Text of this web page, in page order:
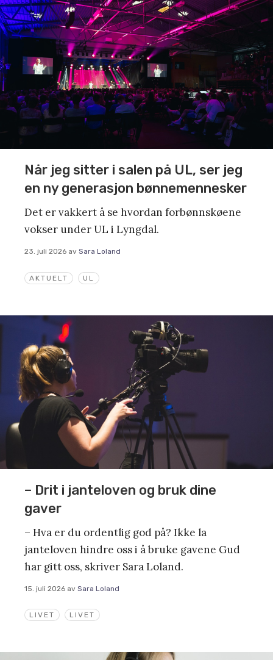
AKTUELT UL
Når jeg sitter i salen på UL, ser jeg
en ny generasjon bønnemennesker
Det er vakkert å se hvordan forbønnskøene
vokser under UL i Lyngdal.
23. juli 2026 av Sara Loland
LIVET LIVET
– Drit i janteloven og bruk dine
gaver
– Hva er du ordentlig god på? Ikke la
janteloven hindre oss i å bruke gavene Gud
har gitt oss, skriver Sara Loland.
15. juli 2026 av Sara Loland